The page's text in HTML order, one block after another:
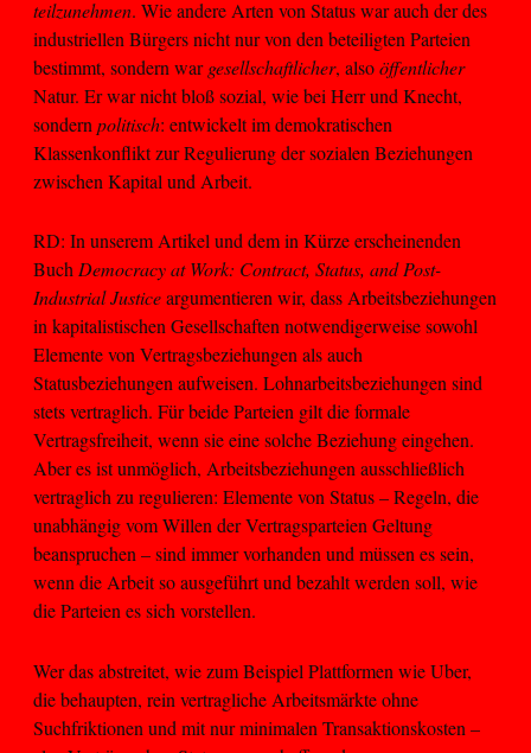
teilzunehmen. Wie andere Arten von Status war auch der des
industriellen Bürgers nicht nur von den beteiligten Parteien
bestimmt, sondern wargesellschaftlicher, alsoöffentlicher
Natur. Er war nicht bloß sozial, wie bei Herr und Knecht,
sondern politisch: entwickelt im demokratischen
Klassenkonflikt zur Regulierung der sozialen Beziehungen
zwischen Kapital und Arbeit.
RD: In unserem Artikel und dem in Kürze erscheinenden
BuchDemocracy at Work: Contract, Status, and Post-
Industrial Justiceargumentieren wir, dass Arbeitsbeziehungen
in kapitalistischen Gesellschaften notwendigerweise sowohl
Elemente von Vertragsbeziehungen als auch
Statusbeziehungen aufweisen. Lohnarbeitsbeziehungen sind
stets vertraglich. Für beide Parteien gilt die formale
Vertragsfreiheit, wenn sie eine solche Beziehung eingehen.
Aber es ist unmöglich, Arbeitsbeziehungen ausschließlich
vertraglich zu regulieren: Elemente von Status – Regeln, die
unabhängig vom Willen der Vertragsparteien Geltung
beanspruchen – sind immer vorhanden und müssen es sein,
wenn die Arbeit so ausgeführt und bezahlt werden soll, wie
die Parteien es sich vorstellen.
Wer das abstreitet, wie zum Beispiel Plattformen wie Uber,
die behaupten, rein vertragliche Arbeitsmärkte ohne
Suchfriktionen und mit nur minimalen Transaktionskosten –